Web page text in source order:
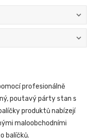
profesionálně
poutavý párty stan s
produktů nabízejí
maloobchodními
balíčků.